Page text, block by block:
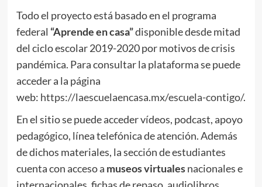
Todo el proyecto está basado en el programa
federal “Aprende en casa”disponible desde mitad
del ciclo escolar 2019-2020 por motivos de crisis
pandémica. Para consultar la plataforma se puede
acceder a la página
web: https://laescuelaencasa.mx/escuela-contigo/.
En el sitio se puede acceder vídeos, podcast, apoyo
pedagógico, línea telefónica de atención. Además
de dichos materiales, la sección de estudiantes
cuenta con acceso a museos virtualesnacionales e